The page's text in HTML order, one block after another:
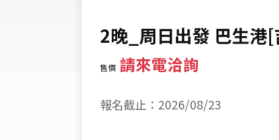
2晚_周日出發 巴生港
售價 請來電洽詢
報名截止：2026/08/23